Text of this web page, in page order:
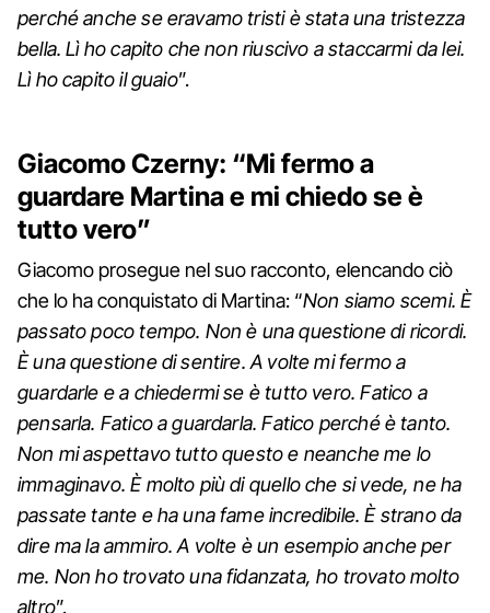
perché anche se eravamo tristi è stata una tristezza
bella. Lì ho capito che non riuscivo a staccarmi da lei.
Lì ho capito il guaio”.
Giacomo Czerny: “Mi fermo a
guardare Martina e mi chiedo se è
tutto vero”
Giacomo prosegue nel suo racconto, elencando ciò
che lo ha conquistato di Martina: “Non siamo scemi. È
passato poco tempo. Non è una questione di ricordi.
È una questione di sentire. A volte mi fermo a
guardarle e a chiedermi se è tutto vero. Fatico a
pensarla. Fatico a guardarla. Fatico perché è tanto.
Non mi aspettavo tutto questo e neanche me lo
immaginavo. È molto più di quello che si vede, ne ha
passate tante e ha una fame incredibile. È strano da
dire ma la ammiro. A volte è un esempio anche per
me. Non ho trovato una fidanzata, ho trovato molto
altro”.